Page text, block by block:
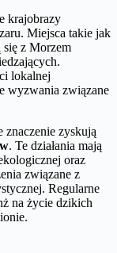
krajobrazy
Miejsca takie jak
się z Morzem
lokalnej
wyzwania związane
zyskują
. Te działania mają
oraz
związane z
Regularne
na życie dzikich